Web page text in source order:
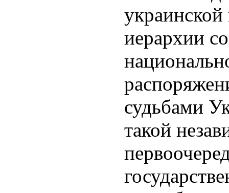
украинской
иерархии
судьбами
такой